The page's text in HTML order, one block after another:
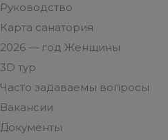
Руководство
Карта санатория
2026 — год Женщины
3D тур
Часто задаваемы вопросы
Вакансии
Документы